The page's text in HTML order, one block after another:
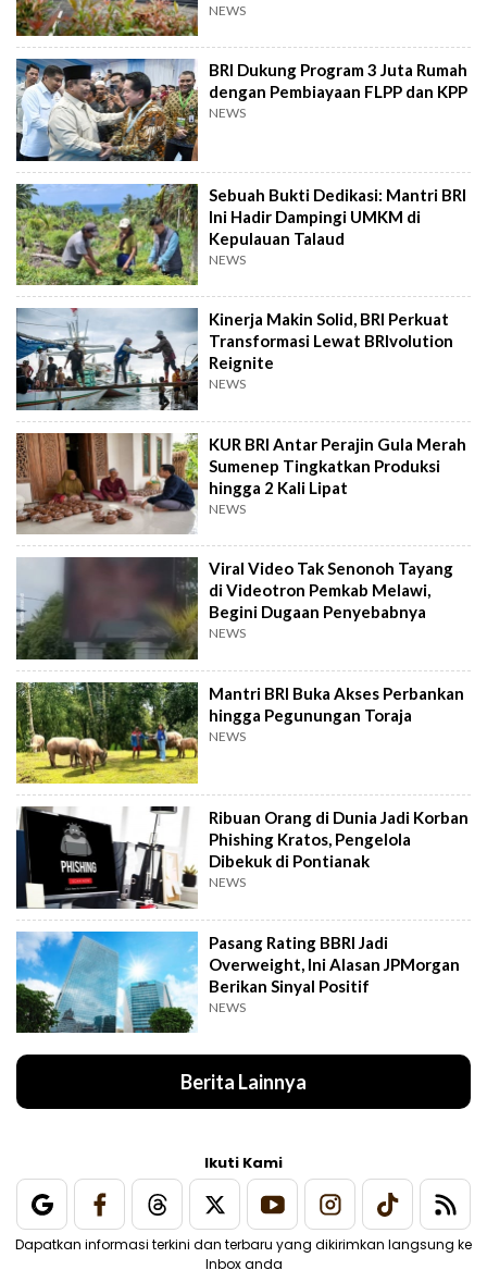
NEWS
BRI Dukung Program 3 Juta Rumah
dengan Pembiayaan FLPP dan KPP
NEWS
Sebuah Bukti Dedikasi: Mantri BRI
Ini Hadir Dampingi UMKM di
Kepulauan Talaud
NEWS
Kinerja Makin Solid, BRI Perkuat
Transformasi Lewat BRIvolution
Reignite
NEWS
KUR BRI Antar Perajin Gula Merah
Sumenep Tingkatkan Produksi
hingga 2 Kali Lipat
NEWS
Viral Video Tak Senonoh Tayang
di Videotron Pemkab Melawi,
Begini Dugaan Penyebabnya
NEWS
Mantri BRI Buka Akses Perbankan
hingga Pegunungan Toraja
NEWS
Ribuan Orang di Dunia Jadi Korban
Phishing Kratos, Pengelola
Dibekuk di Pontianak
NEWS
Pasang Rating BBRI Jadi
Overweight, Ini Alasan JPMorgan
Berikan Sinyal Positif
NEWS
Berita Lainnya
Ikuti Kami
Dapatkan informasi terkini dan terbaru yang dikirimkan langsung ke
Inbox anda